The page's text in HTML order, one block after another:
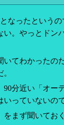
ったという
。やっとド
てわかった
分近い「オ
っていないの
まず聞いてお